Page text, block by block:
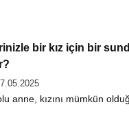
bir kız için bir
anne, kızını mümkün